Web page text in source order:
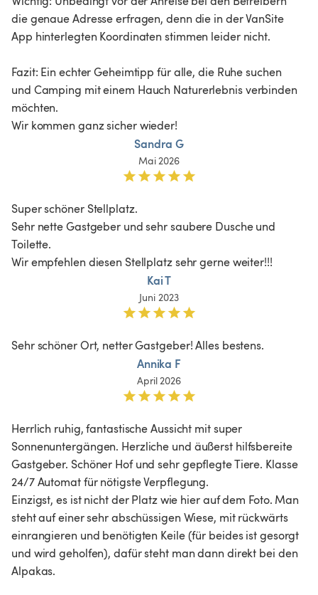
die genaue Adresse erfragen, denn die in der VanSite
App hinterlegten Koordinaten stimmen leider nicht.
Fazit: Ein echter Geheimtipp für alle, die Ruhe suchen
und Camping mit einem Hauch Naturerlebnis verbinden
möchten.
Wir kommen ganz sicher wieder!
Sandra G
Mai 2026
Super schöner Stellplatz.
Sehr nette Gastgeber und sehr saubere Dusche und
Toilette.
Wir empfehlen diesen Stellplatz sehr gerne weiter!!!
Kai T
Juni 2023
Sehr schöner Ort, netter Gastgeber! Alles bestens.
Annika F
April 2026
Herrlich ruhig, fantastische Aussicht mit super
Sonnenuntergängen. Herzliche und äußerst hilfsbereite
Gastgeber. Schöner Hof und sehr gepflegte Tiere. Klasse
24/7 Automat für nötigste Verpflegung.
Einzigst, es ist nicht der Platz wie hier auf dem Foto. Man
steht auf einer sehr abschüssigen Wiese, mit rückwärts
einrangieren und benötigten Keile (für beides ist gesorgt
und wird geholfen), dafür steht man dann direkt bei den
Alpakas.